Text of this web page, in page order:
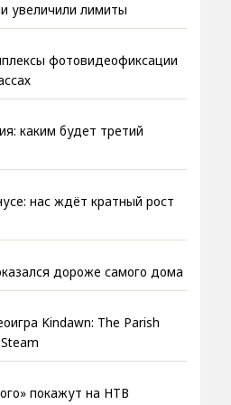
увеличили лимиты
фотовидеофиксации
каким будет третий
нас ждёт кратный рост
дороже самого дома
Kindawn: The Parish
покажут на НТВ